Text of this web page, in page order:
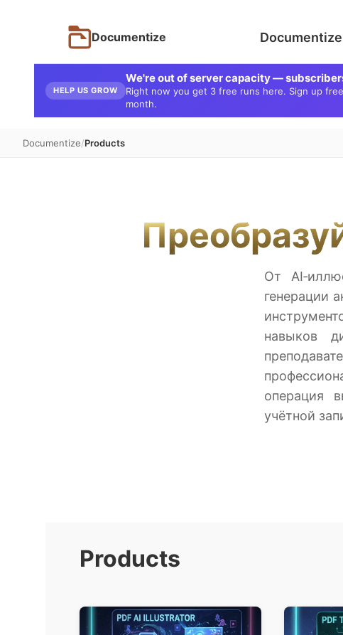
Documentize
HELP US GROW
We're out of server capacity —
Right now you get 3 free runs here. Sign up
month.
Documentize Products
От
генерации
навыков
операция
учётной
Products